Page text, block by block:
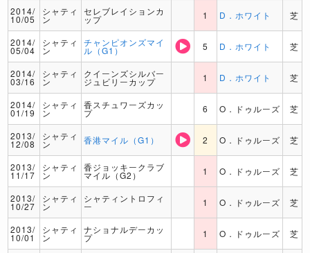
2014/
10/05
シャティ
ン
セレブレイションカ
ップ 1 D．ホワイト 芝
2014/
05/04
シャティ
ン
チャンピオンズマイ
ル（G1） 5 D．ホワイト 芝
2014/
03/16
シャティ
ン
クイーンズシルバー
ジュビリーカップ 1 D．ホワイト 芝
2014/
01/19
シャティ
ン
香スチュワーズカッ
プ 6 O．ドゥルーズ 芝
2013/
12/08
シャティ
ン 香港マイル（G1） 2 O．ドゥルーズ 芝
2013/
11/17
シャティ
ン
香ジョッキークラブ
マイル（G2） 1 O．ドゥルーズ 芝
2013/
10/27
シャティ
ン
シャティントロフィ
ー 1 O．ドゥルーズ 芝
2013/
10/01
シャティ
ン
ナショナルデーカッ
プ 1 O．ドゥルーズ 芝